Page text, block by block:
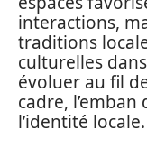
interactions,
traditions
culturelles
évoluer au fil
cadre,
l’identité locale.